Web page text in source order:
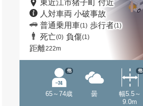
東近江市猪子町 付近
人対車両 小破事故
普通乗用車(1) 歩行者(1)
死亡(0) 負傷(1)
距離222m
65～74歳
他
曇
幅5.5～
9.0m
他